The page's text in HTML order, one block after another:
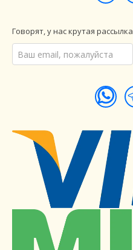
Говорят, у нас крутая рассылка